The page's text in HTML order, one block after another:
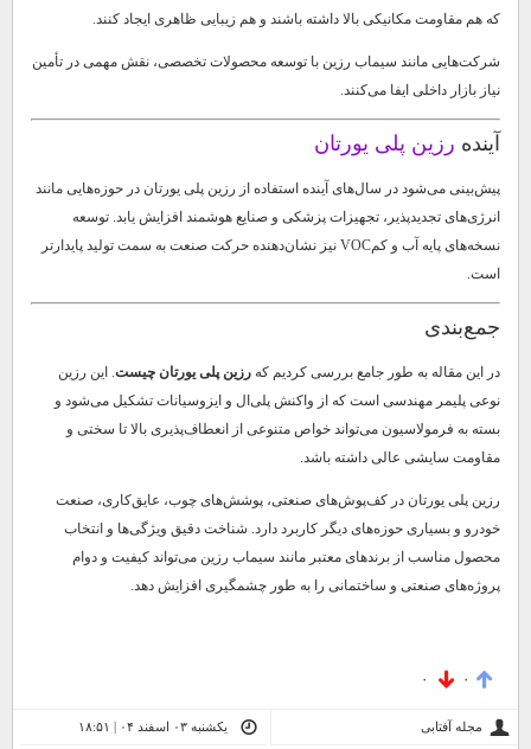
که هم مقاومت مکانیکی بالا داشته باشند و هم زیبایی ظاهری ایجاد کنند.
شرکت‌هایی مانند سیماب رزین با توسعه محصولات تخصصی، نقش مهمی در تأمین
نیاز بازار داخلی ایفا می‌کنند.
آینده رزین پلی یورتان
پیش‌بینی می‌شود در سال‌های آینده استفاده از رزین پلی یورتان در حوزه‌هایی مانند
انرژی‌های تجدیدپذیر، تجهیزات پزشکی و صنایع هوشمند افزایش یابد. توسعه
نسخه‌های پایه آب و کم‌VOC نیز نشان‌دهنده حرکت صنعت به سمت تولید پایدارتر
است.
جمع‌بندی
در این مقاله به طور جامع بررسی کردیم که رزین پلی یورتان چیست . این رزین
نوعی پلیمر مهندسی است که از واکنش پلی‌ال و ایزوسیانات تشکیل می‌شود و
بسته به فرمولاسیون می‌تواند خواص متنوعی از انعطاف‌پذیری بالا تا سختی و
مقاومت سایشی عالی داشته باشد.
رزین پلی یورتان در کف‌پوش‌های صنعتی، پوشش‌های چوب، عایق‌کاری، صنعت
خودرو و بسیاری حوزه‌های دیگر کاربرد دارد. شناخت دقیق ویژگی‌ها و انتخاب
محصول مناسب از برندهای معتبر مانند سیماب رزین می‌تواند کیفیت و دوام
پروژه‌های صنعتی و ساختمانی را به طور چشمگیری افزایش دهد.
۰ ۰
مجله آفتابی یکشنبه ۰۳ اسفند ۰۴ | ۱۸:۵۱